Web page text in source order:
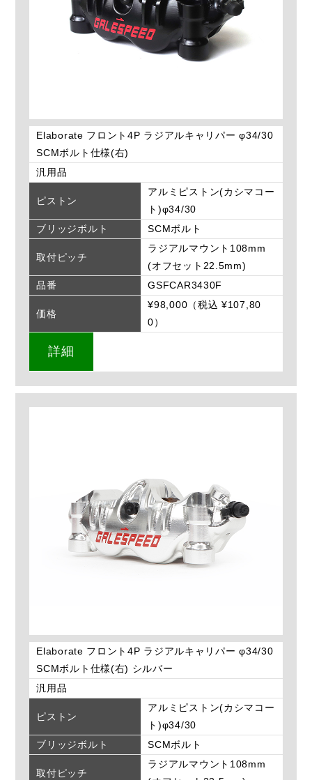
Elaborate フロント4P ラジアルキャリパー φ34/30
SCMボルト仕様(右)
汎用品
ピストン
アルミピストン(カシマコー
ト)φ34/30
ブリッジボルト
SCMボルト
取付ピッチ
ラジアルマウント108mm
(オフセット22.5mm)
品番
GSFCAR3430F
価格
¥98,000（税込 ¥107,80
0）
詳細
Elaborate フロント4P ラジアルキャリパー φ34/30
SCMボルト仕様(右) シルバー
汎用品
ピストン
アルミピストン(カシマコー
ト)φ34/30
ブリッジボルト
SCMボルト
取付ピッチ
ラジアルマウント108mm